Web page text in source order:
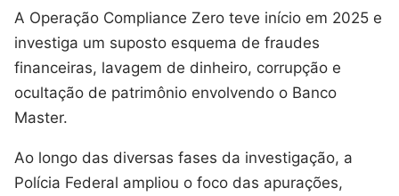
A Operação Compliance Zero teve início em 2025 e
investiga um suposto esquema de fraudes
financeiras, lavagem de dinheiro, corrupção e
ocultação de patrimônio envolvendo o Banco
Master.
Ao longo das diversas fases da investigação, a
Polícia Federal ampliou o foco das apurações,